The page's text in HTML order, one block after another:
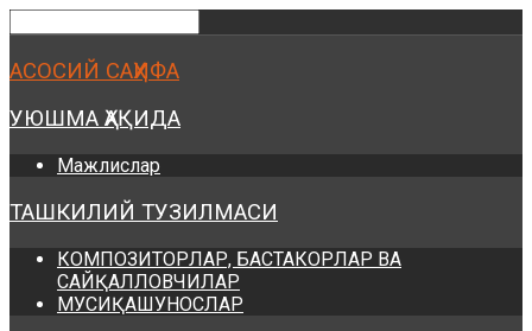
АСОСИЙ САҲИФА
УЮШМА ҲАҚИДА
Мажлислар
ТАШКИЛИЙ ТУЗИЛМАСИ
КОМПОЗИТОРЛАР, БАСТАКОРЛАР ВА
САЙҚАЛЛОВЧИЛАР
МУСИҚАШУНОСЛАР
Предыдущий
год
Предыдущий
месяц
Следующий
год
Следующий
месяц